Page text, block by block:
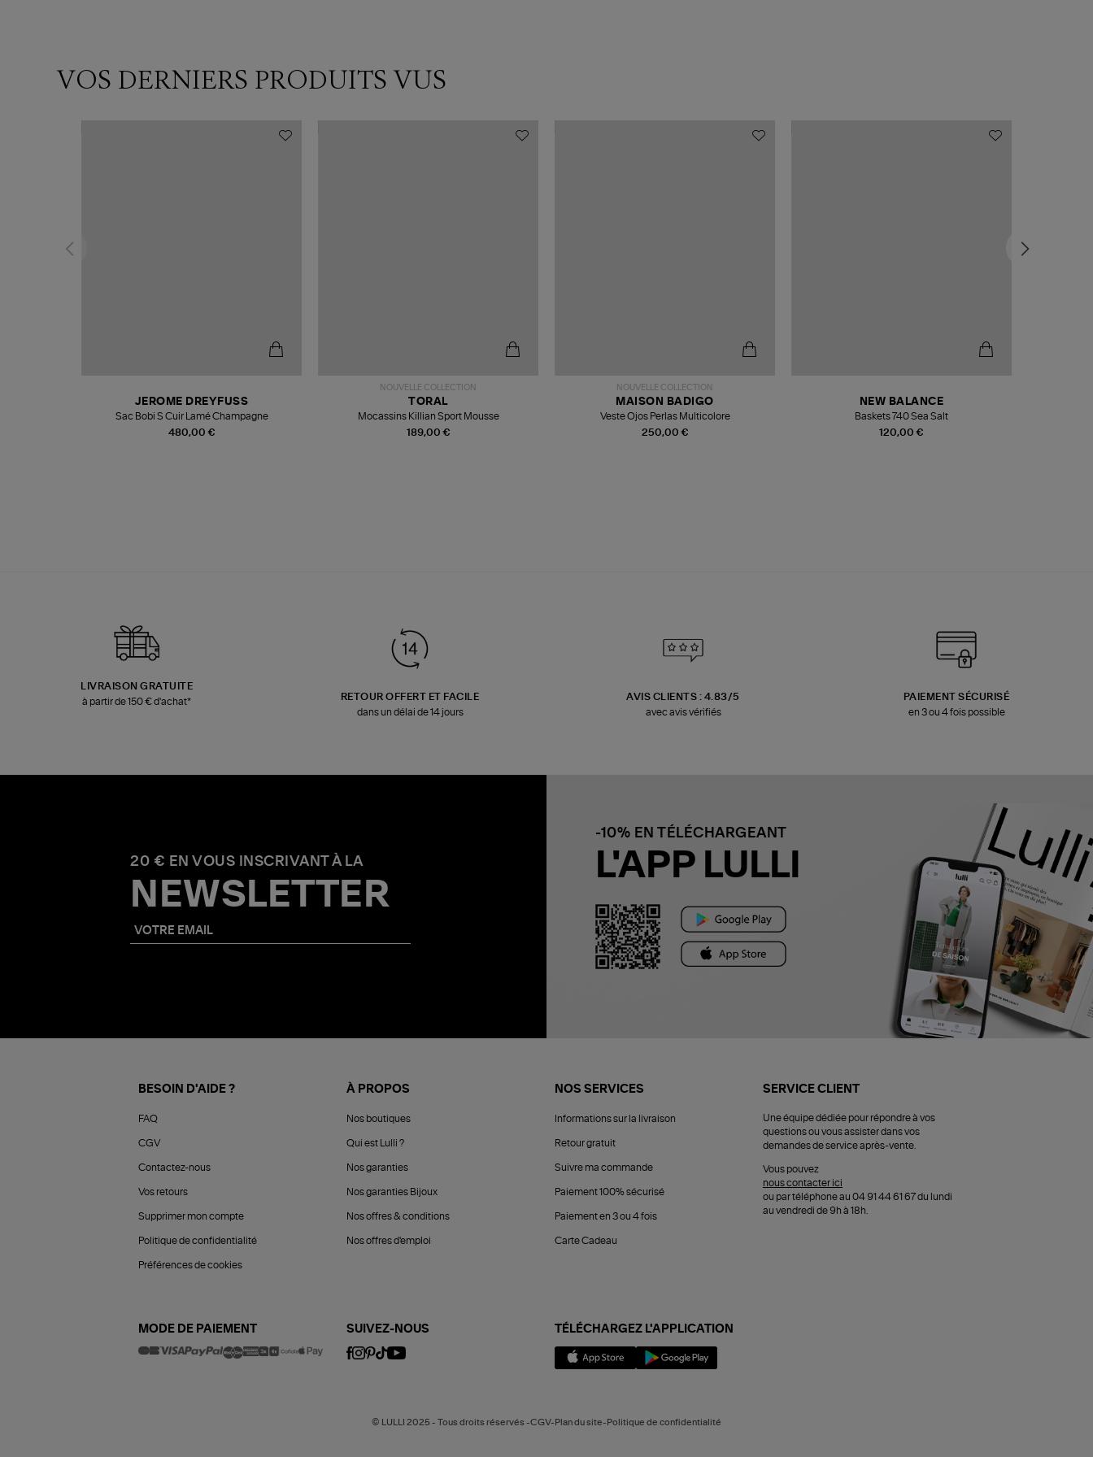
VOS DERNIERS PRODUITS VUS
480,00 €
JEROME DREYFUSS
Sac Bobi S Cuir Lamé Champagne
NOUVELLE COLLECTION
189,00 €
TORAL
Mocassins Killian Sport Mousse
NOUVELLE COLLECTION
250,00 €
MAISON BADIGO
Veste Ojos Perlas Multicolore
120,00 €
NEW BALANCE
Baskets 740 Sea Salt
LIVRAISON GRATUITE
à partir de 150 € d'achat*
RETOUR OFFERT ET FACILE
dans un délai de 14 jours
AVIS CLIENTS : 4.83/5
avec avis vérifiés
PAIEMENT SÉCURISÉ
en 3 ou 4 fois possible
20 € EN VOUS INSCRIVANT À LA
NEWSLETTER
-10% EN TÉLÉCHARGEANT
L'APP LULLI
BESOIN D'AIDE ?
FAQ
CGV
Contactez-nous
Vos retours
Supprimer mon compte
Politique de confidentialité
Préférences de cookies
À PROPOS
Nos boutiques
Qui est Lulli ?
Nos garanties
Nos garanties Bijoux
Nos offres & conditions
Nos offres d'emploi
NOS SERVICES
Informations sur la livraison
Retour gratuit
Suivre ma commande
Paiement 100% sécurisé
Paiement en 3 ou 4 fois
Carte Cadeau
SERVICE CLIENT
Une équipe dédiée pour répondre à vos
questions ou vous assister dans vos
demandes de service après-vente.
Vous pouvez
nous contacter ici
ou par téléphone au 04 91 44 61 67 du lundi
au vendredi de 9h à 18h.
MODE DE PAIEMENT SUIVEZ-NOUS TÉLÉCHARGEZ L'APPLICATION
© LULLI 2025 - Tous droits réservés -CGV-Plan du site-Politique de confidentialité